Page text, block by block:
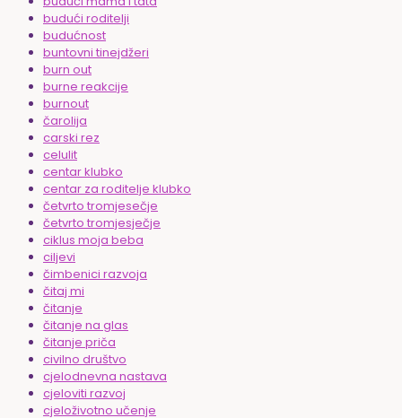
budući roditelji
budućnost
buntovni tinejdžeri
burn out
burne reakcije
burnout
čarolija
carski rez
celulit
centar klubko
centar za roditelje klubko
četvrto tromjesečje
četvrto tromjesječje
ciklus moja beba
ciljevi
čimbenici razvoja
čitaj mi
čitanje
čitanje na glas
čitanje priča
civilno društvo
cjelodnevna nastava
cjeloviti razvoj
cjeloživotno učenje